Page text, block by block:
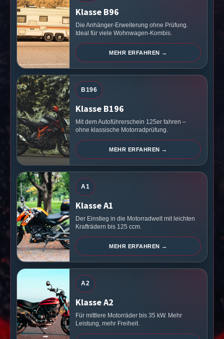
Klasse B96
Die Anhänger-Erweiterung ohne Prüfung.
Ideal für viele Wohnwagen-Kombis.
MEHR ERFAHREN →
B196
Klasse B196
Mit dem Autoführerschein 125er fahren –
ohne klassische Motorradprüfung.
MEHR ERFAHREN →
A1
Klasse A1
Der Einstieg in die Motorradwelt mit leichten
Krafträdern bis 125 ccm.
MEHR ERFAHREN →
A2
Klasse A2
Für mittlere Motorräder bis 35 kW. Mehr
Leistung, mehr Freiheit.